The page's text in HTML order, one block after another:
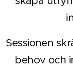
Sessionen
behov och